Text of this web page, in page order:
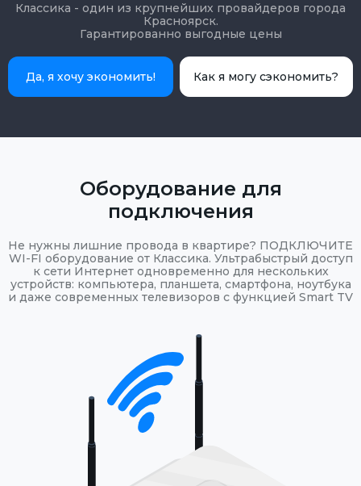
Классика - один из крупнейших провайдеров города
Красноярск.
Гарантированно выгодные цены
Да, я хочу экономить! Как я могу сэкономить?
Оборудование для
подключения
Не нужны лишние провода в квартире? ПОДКЛЮЧИТЕ
WI-FI оборудование от Классика. Ультрабыстрый доступ
к сети Интернет одновременно для нескольких
устройств: компьютера, планшета, смартфона, ноутбука
и даже современных телевизоров с функцией Smart TV